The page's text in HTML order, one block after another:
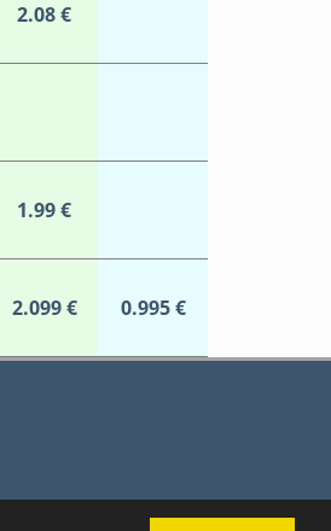
2.08 €
1.99 €
2.099 € 0.995 €